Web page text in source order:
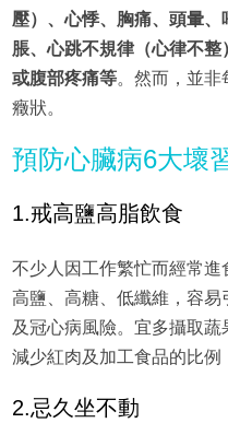
壓）、心悸、胸痛、頭暈
脹、心跳不規律（心律不
或腹部疼痛等。然而，並非
癥狀。
預防心臟病6大壞
1.戒高鹽高脂飲食
不少人因工作繁忙而經常進
高鹽、高糖、低纖維，容
及冠心病風險。宜多攝取蔬
減少紅肉及加工食品的比例
2.忌久坐不動